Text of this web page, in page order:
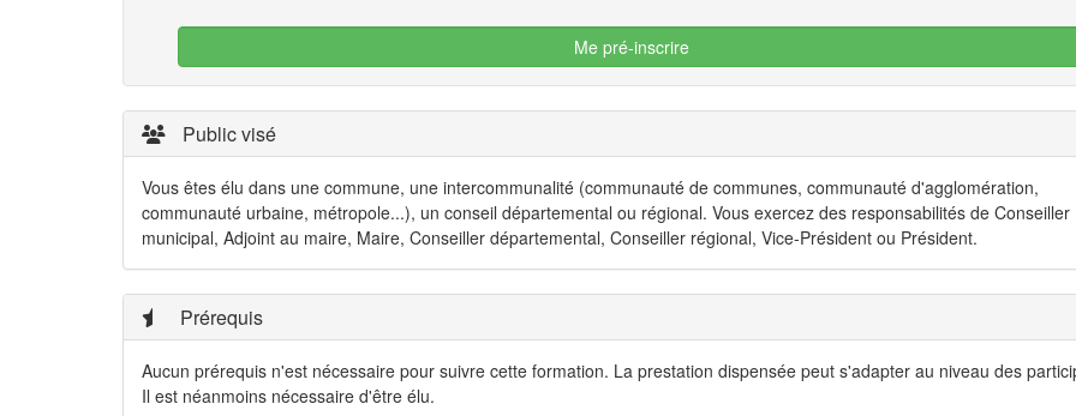
Me pré-inscrire
Public visé
Vous êtes élu dans une commune, une intercommunalité (communauté de communes, communauté d'agglomération,
communauté urbaine, métropole...), un conseil départemental ou régional. Vous exercez des responsabilités de Conseiller
municipal, Adjoint au maire, Maire, Conseiller départemental, Conseiller régional, Vice-Président ou Président.
Prérequis
Aucun prérequis n'est nécessaire pour suivre cette formation. La prestation dispensée peut s'adapter au niveau des
Il est néanmoins nécessaire d'être élu.